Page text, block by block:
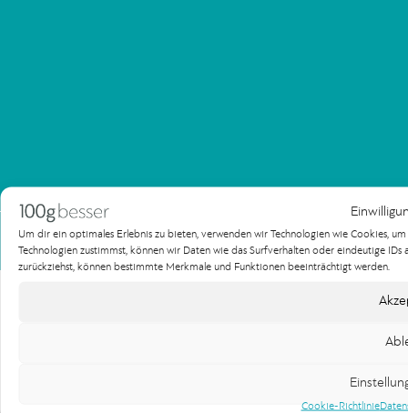
Um dir ein optimales Erlebnis zu bieten, verwenden wir Technologien wie Cookies,
Technologien zustimmst, können wir Daten wie das Surfverhalten oder eindeutige
zurückziehst, können bestimmte Merkmale und Funktionen beeinträchtigt werden.
Cookie-Richtlinie
Copyright 100gbesser Werbeagentur
Datenschutzerklärung
Impressum